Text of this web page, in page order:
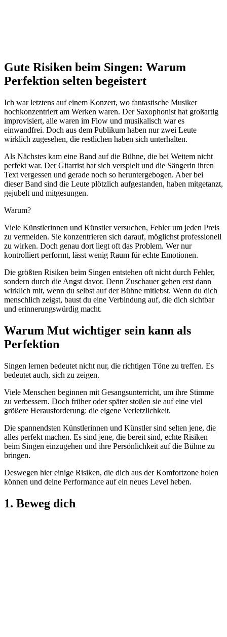
Gute Risiken beim Singen: Warum
Perfektion selten begeistert
Ich war letztens auf einem Konzert, wo fantastische Musiker
hochkonzentriert am Werken waren. Der Saxophonist hat großartig
improvisiert, alle waren im Flow und musikalisch war es
einwandfrei. Doch aus dem Publikum haben nur zwei Leute
wirklich zugesehen, die restlichen haben sich unterhalten.
Als Nächstes kam eine Band auf die Bühne, die bei Weitem nicht
perfekt war. Der Gitarrist hat sich verspielt und die Sängerin ihren
Text vergessen und gerade noch so heruntergebogen. Aber bei
dieser Band sind die Leute plötzlich aufgestanden, haben mitgetanzt,
gejubelt und mitgesungen.
Warum?
Viele Künstlerinnen und Künstler versuchen, Fehler um jeden Preis
zu vermeiden. Sie konzentrieren sich darauf, möglichst professionell
zu wirken. Doch genau dort liegt oft das Problem. Wer nur
kontrolliert performt, lässt wenig Raum für echte Emotionen.
Die größten Risiken beim Singen entstehen oft nicht durch Fehler,
sondern durch die Angst davor. Denn Zuschauer gehen erst dann
wirklich mit, wenn du selbst auf der Bühne mitlebst. Wenn du dich
menschlich zeigst, baust du eine Verbindung auf, die dich sichtbar
und erinnerungswürdig macht.
Warum Mut wichtiger sein kann als
Perfektion
Singen lernen bedeutet nicht nur, die richtigen Töne zu treffen. Es
bedeutet auch, sich zu zeigen.
Viele Menschen beginnen mit Gesangsunterricht, um ihre Stimme
zu verbessern. Doch früher oder später stoßen sie auf eine viel
größere Herausforderung: die eigene Verletzlichkeit.
Die spannendsten Künstlerinnen und Künstler sind selten jene, die
alles perfekt machen. Es sind jene, die bereit sind, echte Risiken
beim Singen einzugehen und ihre Persönlichkeit auf die Bühne zu
bringen.
Deswegen hier einige Risiken, die dich aus der Komfortzone holen
können und deine Performance auf ein neues Level heben.
1. Beweg dich